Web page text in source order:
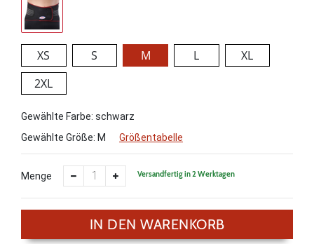
XS S M L
XL
2XL
Gewählte Farbe: schwarz
Gewählte Größe: M Größentabelle
Menge Versandfertig in 2 Werktagen
IN DEN WARENKORB